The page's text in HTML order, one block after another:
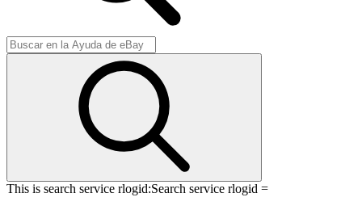
This is search service rlogid:Search service rlogid =